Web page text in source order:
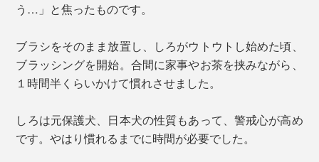
う…」と焦ったものです。
ブラシをそのまま放置し、しろがウトウトし始めた頃、
ブラッシングを開始。合間に家事やお茶を挟みながら、
１時間半くらいかけて慣れさせました。
しろは元保護犬、日本犬の性質もあって、警戒心が高め
です。やはり慣れるまでに時間が必要でした。